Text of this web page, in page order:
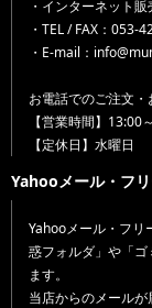
・インターネット
・TEL / FAX：053-
・E-mail：
お電話でのご注文・
【営業時間】13:00
【定休日】水曜日
Yahooメール・フ
Yahooメール・フリ
惑フォルダ」や「
ます。
当店からのメールが